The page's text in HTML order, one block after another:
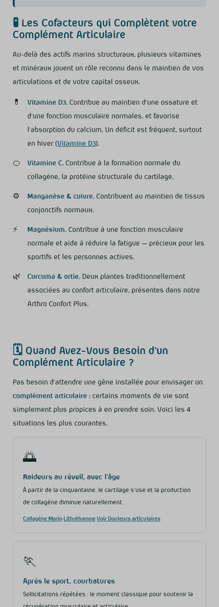
🧪 Les Cofacteurs qui Complètent votre
Complément Articulaire
Au-delà des actifs marins structuraux, plusieurs vitamines
et minéraux jouent un rôle reconnu dans le maintien de vos
articulations et de votre capital osseux.
💊 Vitamine D3. Contribue au maintien d’une ossature et
d’une fonction musculaire normales, et favorise
l’absorption du calcium. Un déficit est fréquent, surtout
en hiver (Vitamine D3).
🍊 Vitamine C. Contribue à la formation normale du
collagène, la protéine structurale du cartilage.
⚙️ Manganèse & cuivre. Contribuent au maintien de tissus
conjonctifs normaux.
⚡ Magnésium. Contribue à une fonction musculaire
normale et aide à réduire la fatigue — précieux pour les
sportifs et les personnes actives.
🌿 Curcuma & ortie. Deux plantes traditionnellement
associées au confort articulaire, présentes dans notre
Arthro Confort Plus.
🗓️ Quand Avez-Vous Besoin d’un
Complément Articulaire ?
Pas besoin d’attendre une gêne installée pour envisager un
complément articulaire : certains moments de vie sont
simplement plus propices à en prendre soin. Voici les 4
situations les plus courantes.
🌅
Raideurs au réveil, avec l’âge
À partir de la cinquantaine, le cartilage s’use et la production
de collagène diminue naturellement.
Collagène Marin·Lithothamne·Voir Douleurs articulaires
🏃
Après le sport, courbatures
Sollicitations répétées : le moment classique pour soutenir la